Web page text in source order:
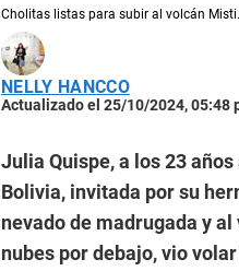
Cholitas listas para subir al volcán Misti.
NELLY HANCCO
Actualizado el 25/10/2024, 05:48
Julia Quispe, a los 23
Bolivia, invitada por su
nevado de madrugada y
nubes por debajo, vio